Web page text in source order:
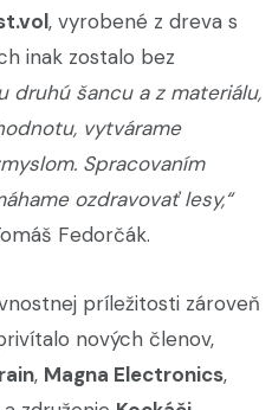
, vyrobené z dreva s
inak zostalo bez
druhú šancu a z materiálu,
vytvárame
Spracovaním
ozdravovať lesy,“
Fedorčák.
príležitosti zároveň
nových členov,
, Magna Electronics,